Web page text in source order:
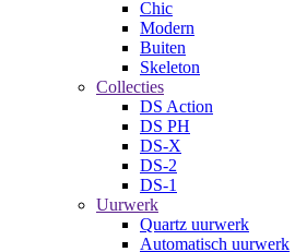
Chic
Modern
Buiten
Skeleton
Collecties
DS Action
DS PH
DS-X
DS-2
DS-1
Uurwerk
Quartz uurwerk
Automatisch uurwerk